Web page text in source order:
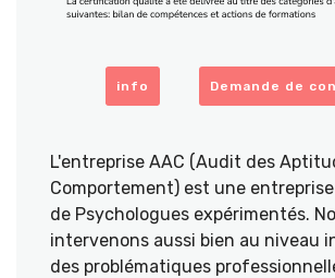
info Demande de
L'entreprise AAC (Audit des
Comportement) est une
de Psychologues expérimentés.
intervenons aussi bien au niveau
des problématiques